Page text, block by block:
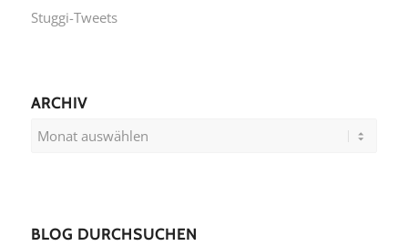
Stuggi-Tweets
ARCHIV
BLOG DURCHSUCHEN